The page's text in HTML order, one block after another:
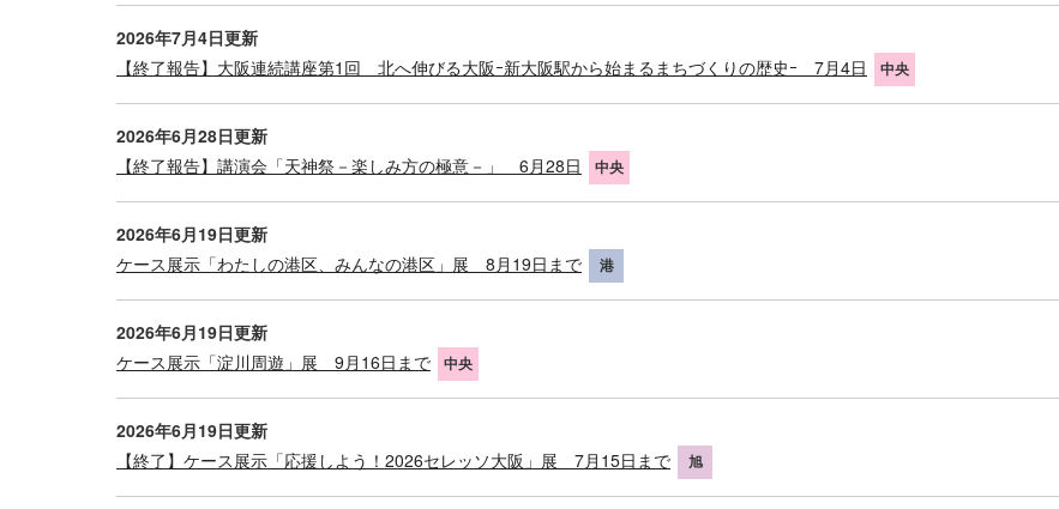
2026年7月4日更新
【終了報告】大阪連続講座第1回 北へ伸びる大阪ｰ新大阪駅から始まるまちづくりの歴史ｰ 7月4日
中央
2026年6月28日更新
【終了報告】講演会「天神祭－楽しみ方の極意－」 6月28日
中央
2026年6月19日更新
ケース展示「わたしの港区、みんなの港区」展 8月19日まで
港
2026年6月19日更新
ケース展示「淀川周遊」展 9月16日まで
中央
2026年6月19日更新
【終了】ケース展示「応援しよう！2026セレッソ大阪」展 7月15日まで
旭